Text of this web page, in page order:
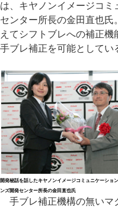
は、キヤノンイメージコ
センター所長の金田直也
えてシフトブレへの補正
手ブレ補正を可能としてい
開発秘話を話したキヤノンイメージコミュニケーショ
ンズ開発センター所長の金田直也氏
手ブレ補正機構の無いマ